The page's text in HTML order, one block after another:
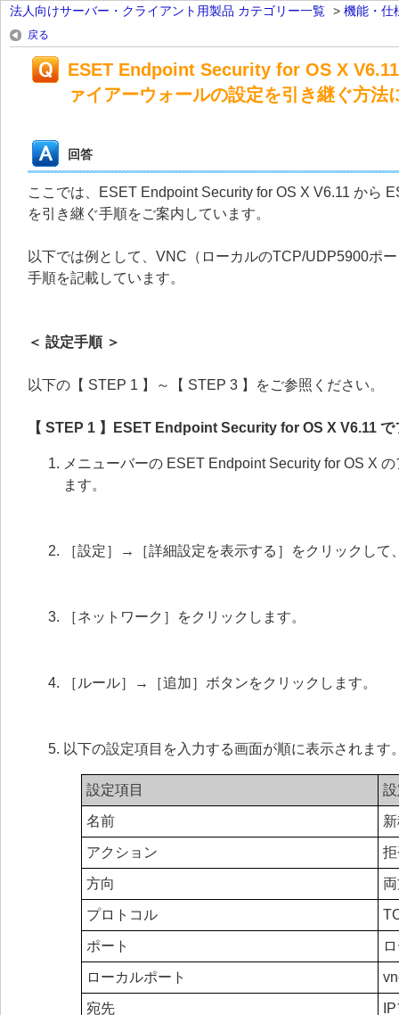
法人向けサーバー・クライアント用製品 カテゴリー一覧 > 機能・仕
戻る
ESET Endpoint Security for OS X
ァイアーウォールの設定を引き継ぐ方法
回答
ここでは、ESET Endpoint Security for OS X V6.11 から
を引き継ぐ手順をご案内しています。
以下では例として、VNC（ローカルのTCP/UDP5900ポ
手順を記載しています。
＜ 設定手順 ＞
以下の【 STEP 1 】～【 STEP 3 】をご参照ください。
【 STEP 1 】ESET Endpoint Security for OS X V6.11
メニューバーの ESET Endpoint Security for OS X
ます。
［設定］→［詳細設定を表示する］をクリックして
［ネットワーク］をクリックします。
［ルール］→［追加］ボタンをクリックします。
以下の設定項目を入力する画面が順に表示されま
設定項目
名前
アクション
方向
プロトコル
ポート
ローカルポート
宛先